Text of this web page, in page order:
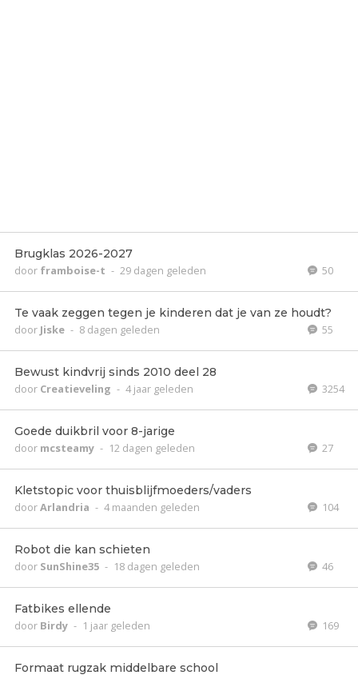
Brugklas 2026-2027
door framboise-t - 29 dagen geleden 50
Te vaak zeggen tegen je kinderen dat je van ze houdt?
door Jiske - 8 dagen geleden 55
Bewust kindvrij sinds 2010 deel 28
door Creatieveling - 4 jaar geleden 3254
Goede duikbril voor 8-jarige
door mcsteamy - 12 dagen geleden 27
Kletstopic voor thuisblijfmoeders/vaders
doorArlandria - 4 maanden geleden 104
Robot die kan schieten
door SunShine35 - 18 dagen geleden 46
Fatbikes ellende
door Birdy - 1 jaar geleden 169
Formaat rugzak middelbare school